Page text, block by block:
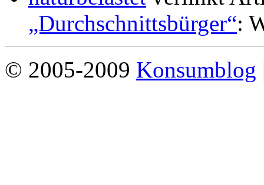
„Durchschnittsbürger“:
© 2005-2009 Konsumblog